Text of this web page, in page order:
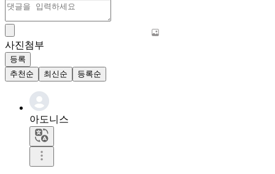
사진첨부
등록
추천순
최신순 등록순
아도니스